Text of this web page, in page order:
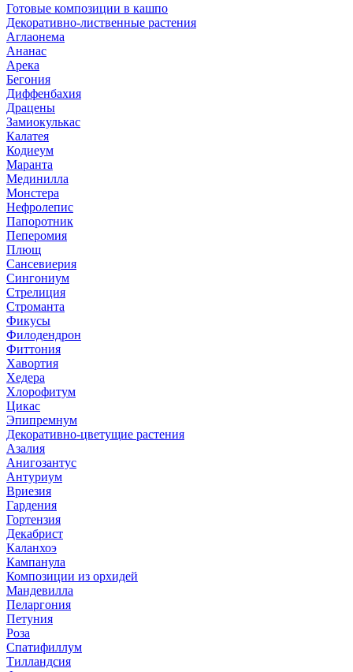
Готовые композиции в кашпо
Декоративно-лиственные растения
Аглаонема
Ананас
Арека
Бегония
Диффенбахия
Драцены
Замиокулькас
Калатея
Кодиеум
Маранта
Мединилла
Монстера
Нефролепис
Папоротник
Пеперомия
Плющ
Сансевиерия
Сингониум
Стрелиция
Строманта
Фикусы
Филодендрон
Фиттония
Хавортия
Хедера
Хлорофитум
Цикас
Эпипремнум
Декоративно-цветущие растения
Азалия
Анигозантус
Антуриум
Вриезия
Гардения
Гортензия
Декабрист
Каланхоэ
Кампанула
Композиции из орхидей
Мандевилла
Пеларгония
Петуния
Роза
Спатифиллум
Тилландсия